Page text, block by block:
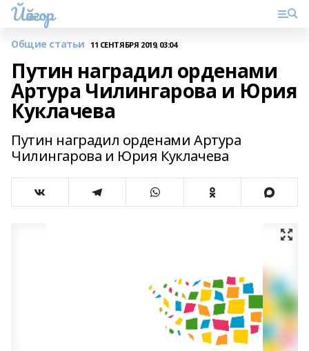
Йәйғор
Общие статьи 11 СЕНТЯБРЯ 2019, 03:04
Путин наградил орденами
Артура Чилингарова и Юрия
Куклачева
Путин наградил орденами Артура
Чилингарова и Юрия Куклачева